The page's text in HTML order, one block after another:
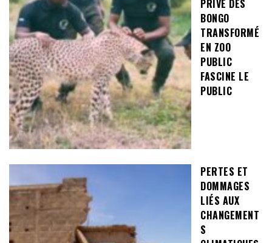
PRIVÉ DES
BONGO
TRANSFORMÉ
EN ZOO
PUBLIC
FASCINE LE
PUBLIC
PERTES ET
DOMMAGES
LIÉS AUX
CHANGEMENT
S